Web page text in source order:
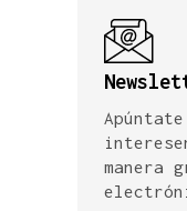
manera